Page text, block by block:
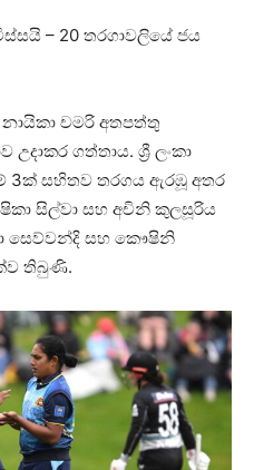
– 20 තරගාවලියේ ජය
නායිකා චමරි අතපත්තු
ගත්තාය. ශ්‍රී ලංකා
3ක් සහිතව තරගය ඇරඹූ අතර
සිල්වා සහ අචිනි කුලසූරිය
සෙව්වන්දි සහ කෞෂිනි
තිබුණි.